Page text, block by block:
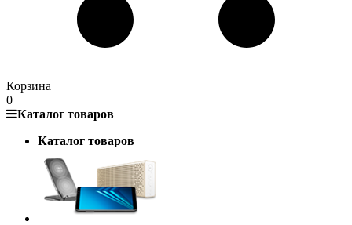
Корзина
0
Каталог товаров
Каталог товаров